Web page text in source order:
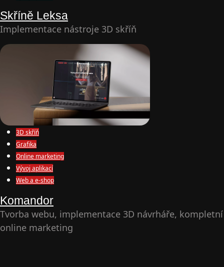
Skříně Leksa
Implementace nástroje 3D skříň
3D skříň
Grafika
Online marketing
Vývoj aplikací
Web a e-shop
Komandor
Tvorba webu, implementace 3D návrháře, kompletní
online marketing